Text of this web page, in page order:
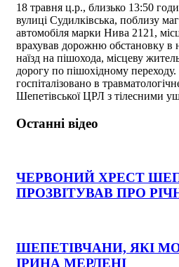
18 травня ц.р., близько 13:50
вулиці Судилківська, поблизу
автомобіля марки Нива 2121,
врахував дорожню обстановку в
наїзд на пішохода, місцеву
дорогу по пішохідному
госпіталізовано в
Шепетівської ЦРЛ з тілесними
Останні відео
ЧЕРВОНИЙ ХРЕСТ
ПРОЗВІТУВАВ ПРО
ШЕПЕТІВЧАНИ, ЯКІ
ІРИНА МЕРЛЕНІ